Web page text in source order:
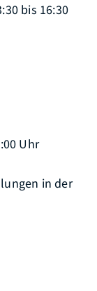
bis 16:30
Uhr
in der